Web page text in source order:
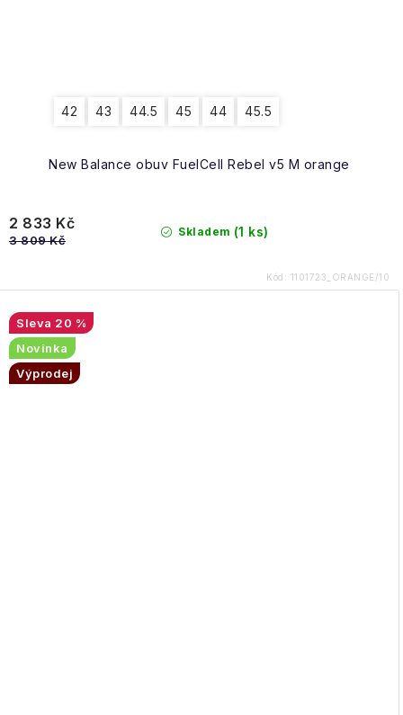
New Balance obuv FuelCell Rebel v5 M orange
42 43 44.5 45 44 45.5
Skladem (1 ks)
2 833 Kč
3 809 Kč
Kód: 1101723_ORANGE/10
20 %
Novinka
Výprodej